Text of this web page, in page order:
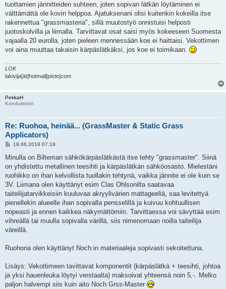
tuottamien jännitteiden suhteen, joten sopivan lätkän löytäminen ei
välttämättä ole kovin helppoa. Ajatuksenani olisi kuitenkin kokeilla itse
rakennettua "grassmasteria", sillä muutostyö onnistuisi helposti
juotoskolvilla ja liimalla. Tarvittavat osat saisi myös kokeeseen Suomesta
vajaalla 20 eurolla, joten pieleen mennessään koe ei haittaisi. Vekottimen
voi aina muuttaa takaisin kärpäslätkäksi, jos koe ei toimikaan.
LOK
lakivija[ät]hotmail[piste]com
PekkaH
Konduktööri
Re: Ruohoa, heinää... (GrassMaster & Static Grass
Applicators)
V
e
t
i
19.06.2018 07:18
Minulla on Bilteman sähkökärpäslätkästä itse tehty "grassmaster". Siinä
on yhdistettu metallinen teesihti ja kärpäslätkän sähköosasto. Mielestäni
ruohikko on ihan kelvollista tuollakin tehtynä, vaikka jännite ei ole kuin se
3V. Liimana olen käyttänyt esim Clas Ohlsonilta saatavaa
taiteilijatarvikkeisiin kuuluvaa akryylivärien mattageeliä, saa levitettyä
pienellekin alueelle ihan sopivalla pensselillä ja kuivuu kohtuullisen
nopeasti ja ennen kaikkea näkymättömiin. Tarvittaessa voi sävyttää esim
vihreällä tai muulla sopivalla värillä, siis nimenomaan noilla taiteilija
väreillä.
Ruohona olen käyttänyt Noch:in materiaaleja sopivasti sekoitettuna.
Lisäys: Vekottimeen tavittavat komponentit (kärpäslätkä + teesihti, johtoa
ja yksi hauenleuka löytyi verstaalta) maksoivat yhteensä noin 5,-. Melko
paljon halvempi siis kuin aito Noch Grss-Master